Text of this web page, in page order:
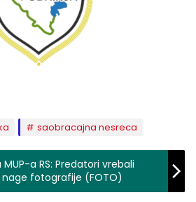
saobracajna nesreca
a RS: Predatori vrebali
nage fotografije (FOTO)